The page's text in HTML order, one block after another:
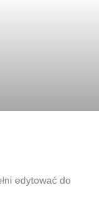
edytować do